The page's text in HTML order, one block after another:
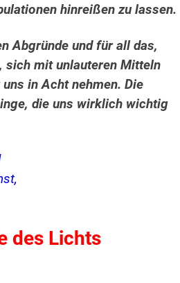
hinreißen zu lassen.
Abgründe und für all das,
sich mit unlauteren Mitteln
in Acht nehmen. Die
die uns wirklich wichtig
des Lichts